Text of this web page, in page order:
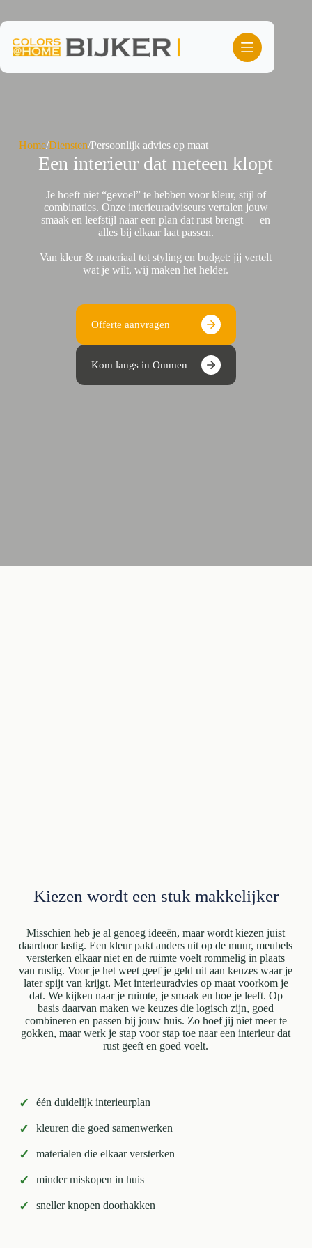
de
inhoud
Home/Diensten/Persoonlijk advies op maat
Een interieur dat meteen klopt
Je hoeft niet “gevoel” te hebben voor kleur, stijl of
combinaties. Onze interieuradviseurs vertalen jouw
smaak en leefstijl naar een plan dat rust brengt — en
alles bij elkaar laat passen.
Van kleur & materiaal tot styling en budget: jij vertelt
wat je wilt, wij maken het helder.
Offerte aanvragen
Kom langs in Ommen
Kiezen wordt een stuk makkelijker
Misschien heb je al genoeg ideeën, maar wordt kiezen juist
daardoor lastig. Een kleur pakt anders uit op de muur, meubels
versterken elkaar niet en de ruimte voelt rommelig in plaats
van rustig. Voor je het weet geef je geld uit aan keuzes waar je
later spijt van krijgt. Met interieuradvies op maat voorkom je
dat. We kijken naar je ruimte, je smaak en hoe je leeft. Op
basis daarvan maken we keuzes die logisch zijn, goed
combineren en passen bij jouw huis. Zo hoef jij niet meer te
gokken, maar werk je stap voor stap toe naar een interieur dat
rust geeft en goed voelt.
✓ één duidelijk interieurplan
✓ kleuren die goed samenwerken
✓ materialen die elkaar versterken
✓ minder miskopen in huis
✓ sneller knopen doorhakken